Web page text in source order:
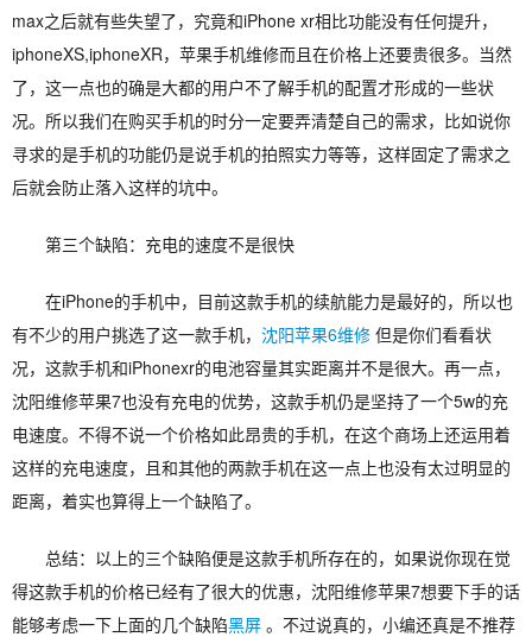
max之后就有些失望了，究竟和iPhone xr相比功能没有任何提升，
iphoneXS,iphoneXR，苹果手机维修而且在价格上还要贵很多。当然
了，这一点也的确是大都的用户不了解手机的配置才形成的一些状
况。所以我们在购买手机的时分一定要弄清楚自己的需求，比如说你
寻求的是手机的功能仍是说手机的拍照实力等等，这样固定了需求之
后就会防止落入这样的坑中。
第三个缺陷：充电的速度不是很快
在iPhone的手机中，目前这款手机的续航能力是最好的，所以也
有不少的用户挑选了这一款手机， 沈阳苹果6维修 但是你们看看状
况，这款手机和iPhonexr的电池容量其实距离并不是很大。再一点，
沈阳维修苹果7也没有充电的优势，这款手机仍是坚持了一个5w的充
电速度。不得不说一个价格如此昂贵的手机，在这个商场上还运用着
这样的充电速度，且和其他的两款手机在这一点上也没有太过明显的
距离，着实也算得上一个缺陷了。
总结：以上的三个缺陷便是这款手机所存在的，如果说你现在觉
得这款手机的价格已经有了很大的优惠，沈阳维修苹果7想要下手的话
能够考虑一下上面的几个缺陷黑屏 。不过说真的，小编还真是不推荐